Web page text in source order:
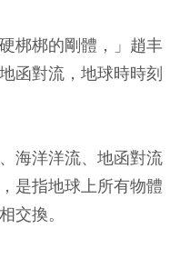
梆梆的剛體，」趙丰
函對流，地球時時刻
海洋洋流、地函對流
是指地球上所有物體
交換。